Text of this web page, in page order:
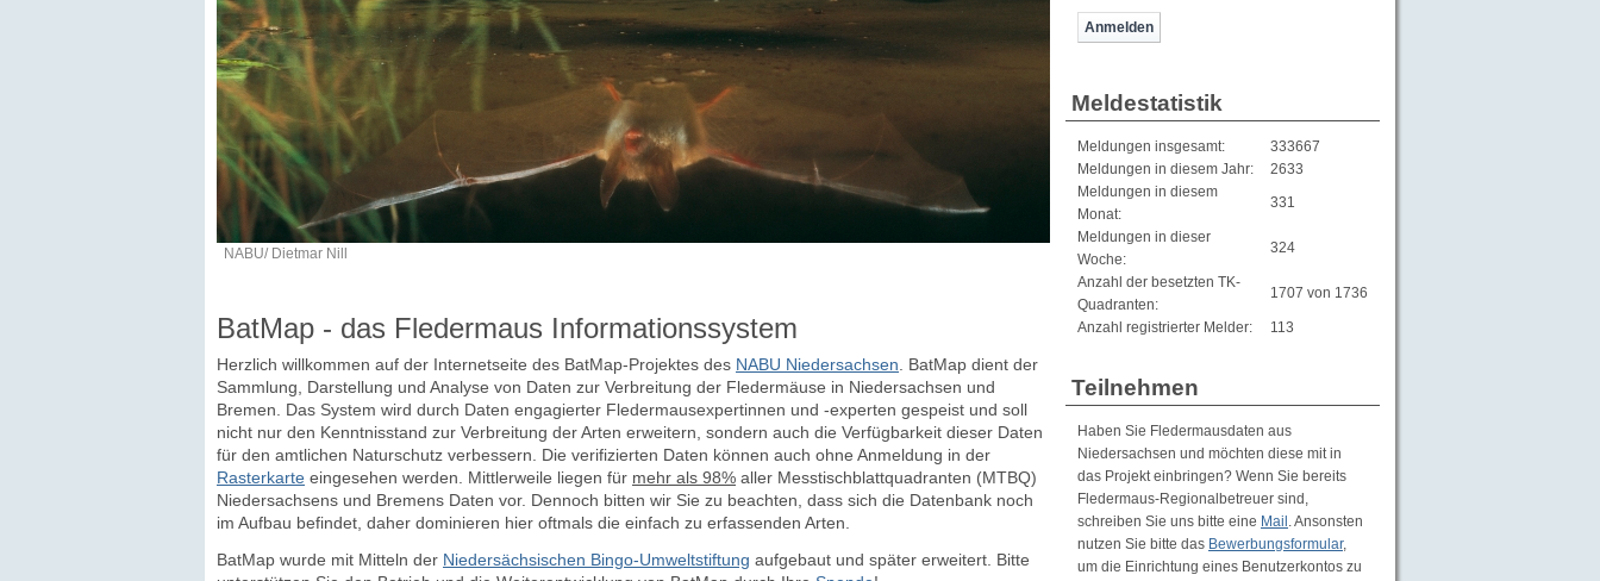
NABU/ Dietmar Nill
BatMap - das Fledermaus Informationssystem
Herzlich willkommen auf der Internetseite des BatMap-Projektes des NABU Niedersachsen . BatMap dient der
Sammlung, Darstellung und Analyse von Daten zur Verbreitung der Fledermäuse in Niedersachsen und
Bremen. Das System wird durch Daten engagierter Fledermausexpertinnen und -experten gespeist und soll
nicht nur den Kenntnisstand zur Verbreitung der Arten erweitern, sondern auch die Verfügbarkeit dieser Daten
für den amtlichen Naturschutz verbessern. Die verifizierten Daten können auch ohne Anmeldung in der
Rasterkarte eingesehen werden. Mittlerweile liegen für mehr als 98% aller Messtischblattquadranten (MTBQ)
Niedersachsens und Bremens Daten vor. Dennoch bitten wir Sie zu beachten, dass sich die Datenbank noch
im Aufbau befindet, daher dominieren hier oftmals die einfach zu erfassenden Arten.
BatMap wurde mit Mitteln der Niedersächsischen Bingo-Umweltstiftung aufgebaut und später erweitert. Bitte
Meldestatistik
Meldungen insgesamt:
333667
Meldungen in diesem Jahr:
2633
Meldungen in diesem
Monat:
331
Meldungen in dieser
Woche:
324
Anzahl der besetzten TK-
Quadranten:
1707 von 1736
Anzahl registrierter Melder: 113
Teilnehmen
Haben Sie Fledermausdaten aus
Niedersachsen und möchten diese mit in
das Projekt einbringen? Wenn Sie bereits
Fledermaus-Regionalbetreuer sind,
schreiben Sie uns bitte eine Mail . Ansonsten
nutzen Sie bitte das Bewerbungsformular,
um die Einrichtung eines Benutzerkontos zu